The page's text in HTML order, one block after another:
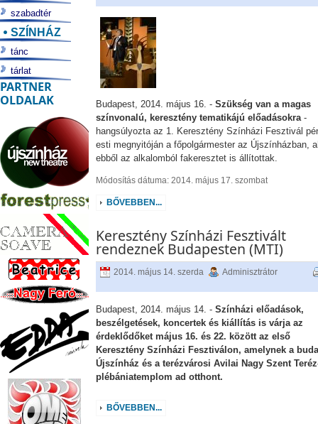
Budapest, 2014. május 16. - Szükség van a magas
színvonalú, keresztény tematikájú előadásokra-
hangsúlyozta az 1. Keresztény Színházi Fesztivál
esti megnyitóján a főpolgármester az Újszínházban,
ebből az alkalomból fakeresztet is állítottak.
Módosítás dátuma: 2014. május 17. szombat
BŐVEBBEN...
Keresztény Színházi Fesztivált
rendeznek Budapesten (MTI)
2014. május 14. szerda Adminisztrátor
Budapest, 2014. május 14. - Színházi előadások,
beszélgetések, koncertek és kiállítás is várja az
érdeklődőket május 16. és 22. között az első
Keresztény Színházi Fesztiválon, amelynek a
Újszínház és a terézvárosi Avilai Nagy Szent
plébániatemplom ad otthont.
BŐVEBBEN...
szabadtér
SZÍNHÁZ
tánc
tárlat
PARTNER
OLDALAK